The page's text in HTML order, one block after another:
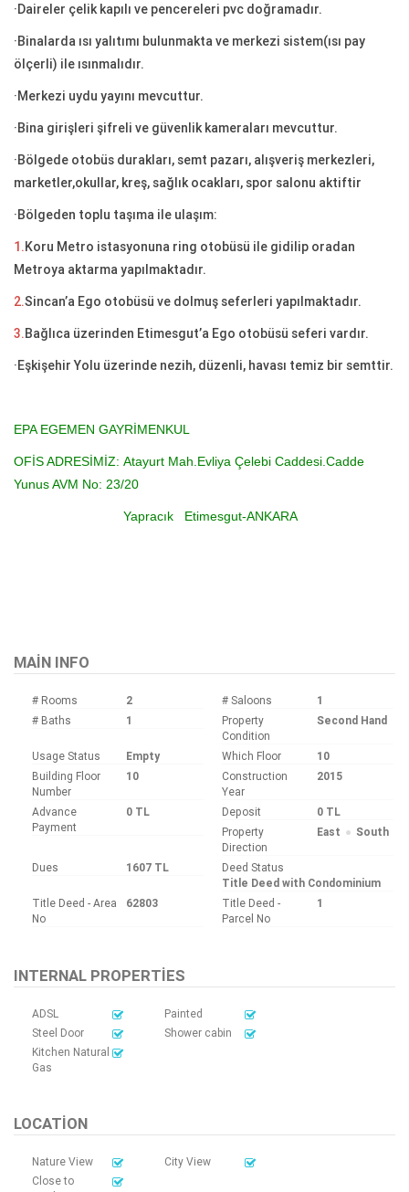
·Daireler çelik kapılı ve pencereleri pvc doğramadır.
·Binalarda ısı yalıtımı bulunmakta ve merkezi sistem(ısı pay
ölçerli) ile ısınmalıdır.
·Merkezi uydu yayını mevcuttur.
·Bina girişleri şifreli ve güvenlik kameraları mevcuttur.
·Bölgede otobüs durakları, semt pazarı, alışveriş merkezleri,
marketler,okullar, kreş, sağlık ocakları, spor salonu aktiftir
·Bölgeden toplu taşıma ile ulaşım:
1.Koru Metro istasyonuna ring otobüsü ile gidilip oradan
Metroya aktarma yapılmaktadır.
2.Sincan’a Ego otobüsü ve dolmuş seferleri yapılmaktadır.
3.Bağlıca üzerinden Etimesgut’a Ego otobüsü seferi vardır.
·Eşkişehir Yolu üzerinde nezih, düzenli, havası temiz bir semttir.
EPA EGEMEN GAYRİMENKUL
OFİS ADRESİMİZ: Atayurt Mah.Evliya Çelebi Caddesi.Cadde
Yunus AVM No: 23/20
Yapracık Etimesgut-ANKARA
MAIN INFO
# Rooms 2 # Saloons
1
# Baths
1
Property
Condition
Second Hand
Usage Status Empty Which Floor
10
Building Floor
Number
10
Construction
Year
2015
Advance
Payment
0 TL Deposit
0 TL
Property
Direction
East South
Dues 1607 TL
Deed Status
Title Deed with Condominium
Title Deed - Area
No
62803
Title Deed -
Parcel No
1
INTERNAL PROPERTIES
ADSL
Painted
Steel Door
Shower cabin
Kitchen Natural
Gas
LOCATION
Nature View
City View
Close to